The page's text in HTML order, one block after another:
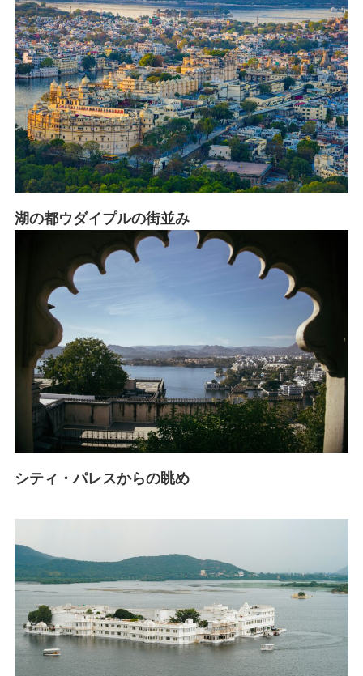
湖の都ウダイプルの街並み
シティ・パレスからの眺め